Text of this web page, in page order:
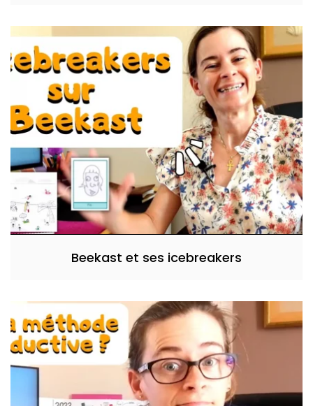
Beekast et ses icebreakers